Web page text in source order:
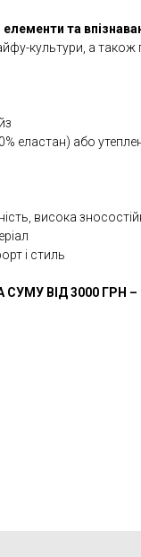
та
культури, а також
еластан) або
висока
і стиль
СУМУ ВІД 3000 ГРН